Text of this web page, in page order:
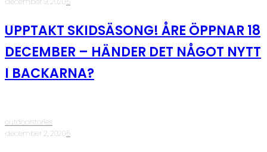
UPPTAKT SKIDSÄSONG! ÅRE ÖPPNAR 18
DECEMBER – HÄNDER DET NÅGOT NYTT
I BACKARNA?
outdoorstories
·december 2, 2020·5